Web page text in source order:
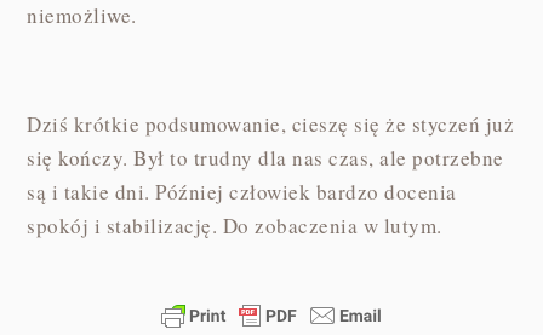
niemożliwe.
Dziś krótkie podsumowanie, cieszę się że styczeń już
się kończy. Był to trudny dla nas czas, ale potrzebne
są i takie dni. Później człowiek bardzo docenia
spokój i stabilizację. Do zobaczenia w lutym.